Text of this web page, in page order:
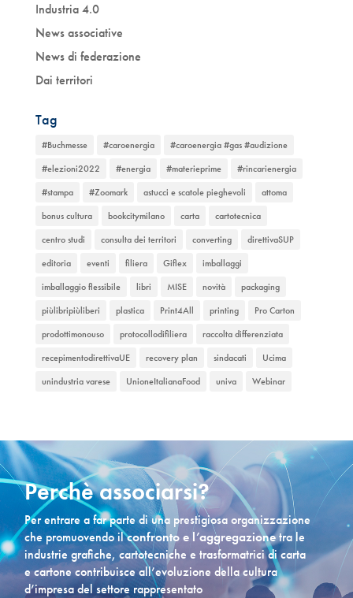
Industria 4.0
News associative
News di federazione
Dai territori
Tag
#Buchmesse #caroenergia
#caroenergia #gas #audizione
#elezioni2022
#energia #materieprime
#rincarienergia
#stampa
#Zoomark astucci e scatole pieghevoli
attoma
bonus cultura
bookcitymilano carta
cartotecnica
centro studi
consulta dei territori converting
direttivaSUP
editoria
eventi filiera Giflex
imballaggi
imballaggio flessibile
libri MISE novità
packaging
piùlibripiùliberi
plastica Print4All printing
Pro Carton
prodottimonouso
protocollodifiliera
raccolta differenziata
recepimentodirettivaUE
recovery plan sindacati
Ucima
unindustria varese
UnioneItalianaFood univa Webinar
Perchè associarsi?
Per entrare a far parte di una prestigiosa organizzazione
che promuovendo ilconfronto e l’aggregazionetra le
industrie grafiche, cartotecniche e trasformatrici di carta
e cartone contribuisce all’evoluzione della cultura
d’impresa del settore rappresentato